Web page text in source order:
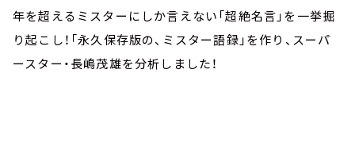
年を超えるミスターにしか言えない「超絶名言」を一挙掘
り起こし！「永久保存版の、ミスター語録」を作り、スーパ
ースター・長嶋茂雄を分析しました！